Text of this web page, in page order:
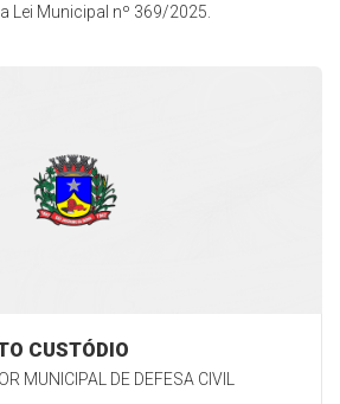
Lei Municipal nº 369/2025.
CUSTÓDIO
MUNICIPAL DE DEFESA CIVIL